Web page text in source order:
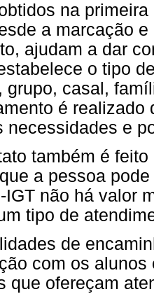
na
a marcação
ajudam a dar
o tipo
grupo, casal,
é realizado
necessidades e
também é
a pessoa
IGT não há valor
tipo de
de
com os
que ofereçam